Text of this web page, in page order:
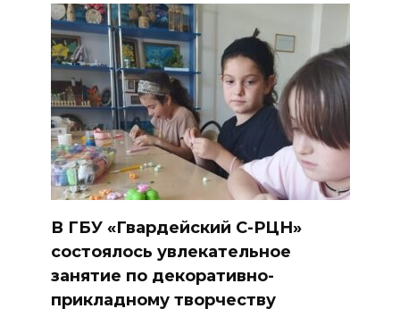
В ГБУ «Гвардейский С-РЦН»
состоялось увлекательное
занятие по декоративно-
прикладному творчеству